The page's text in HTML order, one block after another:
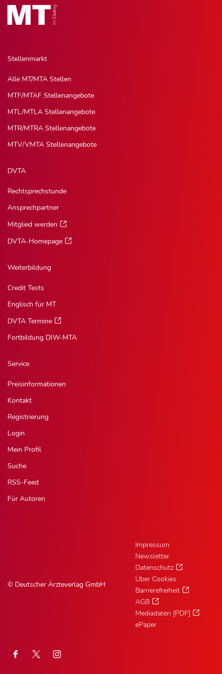
Stellenmarkt
Alle MT/MTA Stellen
MTF/MTAF Stellenangebote
MTL/MTLA Stellenangebote
MTR/MTRA Stellenangebote
MTV/VMTA Stellenangebote
DVTA
Rechtsprechstunde
Ansprechpartner
Mitglied werden
DVTA-Homepage
Weiterbildung
Credit Tests
Englisch für MT
DVTA Termine
Fortbildung DIW-MTA
Service
Preisinformationen
Kontakt
Registrierung
Login
Mein Profil
Suche
RSS-Feed
Für Autoren
© Deutscher Ärzteverlag GmbH
Impressum
Newsletter
Datenschutz
Über Cookies
Barrierefreiheit
AGB
Mediadaten [PDF]
ePaper